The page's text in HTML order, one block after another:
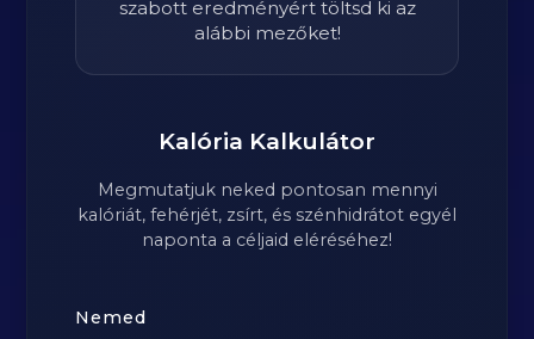
szabott eredményért töltsd ki az
alábbi mezőket!
Kalória Kalkulátor
Megmutatjuk neked pontosan mennyi
kalóriát, fehérjét, zsírt, és szénhidrátot egyél
naponta a céljaid eléréséhez!
Nemed